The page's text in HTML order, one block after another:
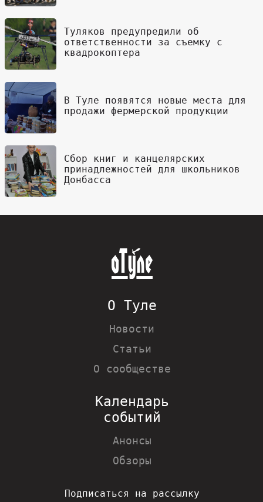
Туляков предупредили об
ответственности за съемку с
квадрокоптера
В Туле появятся новые места для
продажи фермерской продукции
Сбор книг и канцелярских
принадлежностей для школьников
Донбасса
О Туле
Новости
Статьи
О сообществе
Календарь
событий
Анонсы
Обзоры
Подписаться на рассылку